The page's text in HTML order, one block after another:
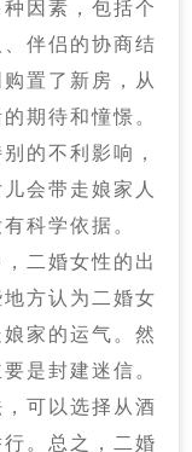
因素，包括个
伴侣的协商结
置了新房，从
期待和憧憬。
的不利影响，
会带走娘家人
科学依据。‌
二婚女性的出
方认为二婚女
家的运气。然
是封建迷信。
可以选择从酒
。总之，二婚